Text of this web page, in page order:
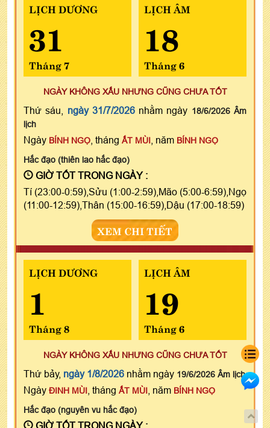
LỊCH DƯƠNG
31
Tháng 7
LỊCH ÂM
18
Tháng 6
NGÀY KHÔNG XẤU NHƯNG CŨNG CHƯA TỐT
Thứ sáu, ngày 31/7/2026nhằm ngày 18/6/2026 Âm
lịch
Ngày BÍNH NGỌ , tháng ẤT MÙI , năm BÍNH NGỌ
Hắc đạo (thiên lao hắc đạo)
GIỜ TỐT TRONG NGÀY :
Tí (23:00-0:59),Sửu (1:00-2:59),Mão (5:00-6:59),Ngọ
(11:00-12:59),Thân (15:00-16:59),Dậu (17:00-18:59)
XEM CHI TIẾT
LỊCH DƯƠNG
1
Tháng 8
LỊCH ÂM
19
Tháng 6
NGÀY KHÔNG XẤU NHƯNG CŨNG CHƯA TỐT
Thứ bảy, ngày 1/8/2026 nhằm ngày 19/6/2026 Âm lịch
Ngày ĐINH MÙI , tháng ẤT MÙI , năm BÍNH NGỌ
Hắc đạo (nguyên vu hắc đạo)
GIỜ TỐT TRONG NGÀY :